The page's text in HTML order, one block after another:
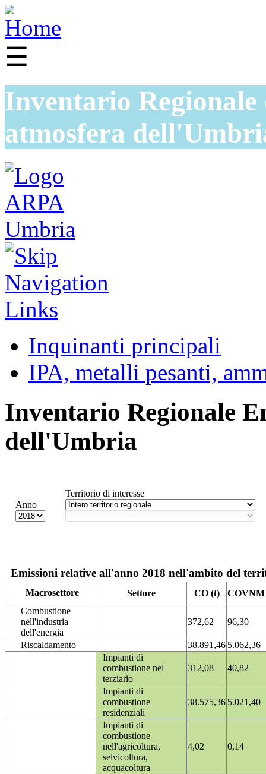
☰
Inventario
atmosfera
Inquinanti principali
IPA, metalli pesanti,
Inventario Regionale
dell'Umbria
Anno
Territorio di interesse
Emissioni relative all'anno 2018 nell'ambito del
Macrosettore Settore CO (t)
COVNM
Combustione
nell'industria
dell'energia
372,62 96,30
Riscaldamento 38.891,46 5.062,36
Impianti di
combustione nel
terziario
312,08 40,82
Impianti di
combustione
residenziali
38.575,36 5.021,40
Impianti di
combustione
nell'agricoltura,
selvicoltura,
acquacoltura
4,02 0,14